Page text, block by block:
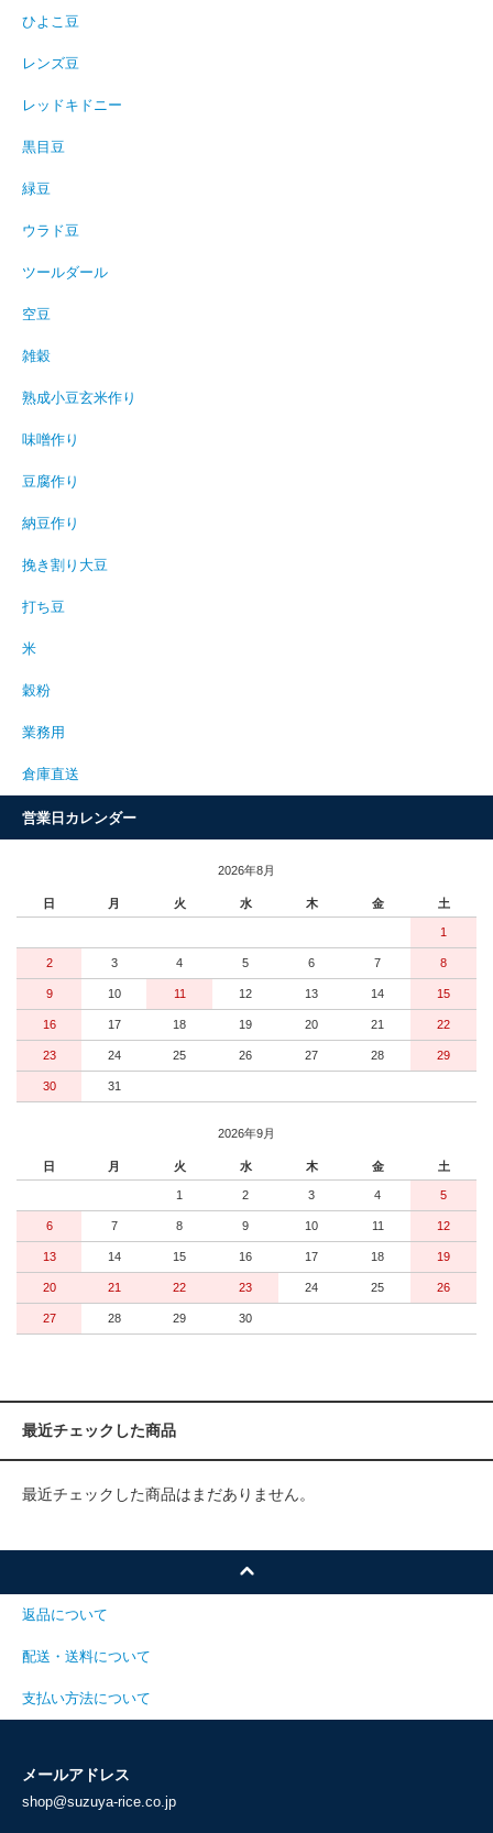
ひよこ豆
レンズ豆
レッドキドニー
黒目豆
緑豆
ウラド豆
ツールダール
空豆
雑穀
熟成小豆玄米作り
味噌作り
豆腐作り
納豆作り
挽き割り大豆
打ち豆
米
穀粉
業務用
倉庫直送
営業日カレンダー
2026年8月
日 月 火 水 木 金 土
1
2 3 4 5 6 7 8
9 10 11 12 13 14 15
16 17 18 19 20 21 22
23 24 25 26 27 28 29
30 31
2026年9月
日 月 火 水 木 金 土
1 2 3 4 5
6 7 8 9 10 11 12
13 14 15 16 17 18 19
20 21 22 23 24 25 26
27 28 29 30
最近チェックした商品
最近チェックした商品はまだありません。
返品について
配送・送料について
支払い方法について
メールアドレス
shop@suzuya-rice.co.jp